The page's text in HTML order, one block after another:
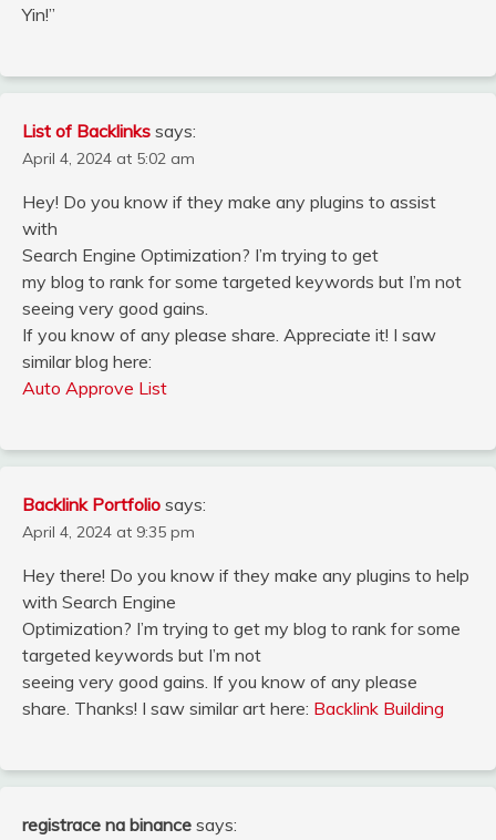
Yin!”
List of Backlinks says:
April 4, 2024 at 5:02 am
Hey! Do you know if they make any plugins to assist
with
Search Engine Optimization? I’m trying to get
my blog to rank for some targeted keywords but I’m not
seeing very good gains.
If you know of any please share. Appreciate it! I saw
similar blog here:
Auto Approve List
Backlink Portfolio says:
April 4, 2024 at 9:35 pm
Hey there! Do you know if they make any plugins to help
with Search Engine
Optimization? I’m trying to get my blog to rank for some
targeted keywords but I’m not
seeing very good gains. If you know of any please
share. Thanks! I saw similar art here: Backlink Building
registrace na binance says: